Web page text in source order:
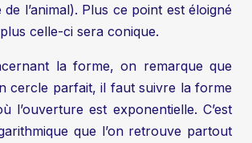
l’animal). Plus ce point est éloigné
celle-ci sera conique.
la forme, on remarque que
cercle parfait, il faut suivre la forme
l’ouverture est exponentielle. C’est
que l’on retrouve partout